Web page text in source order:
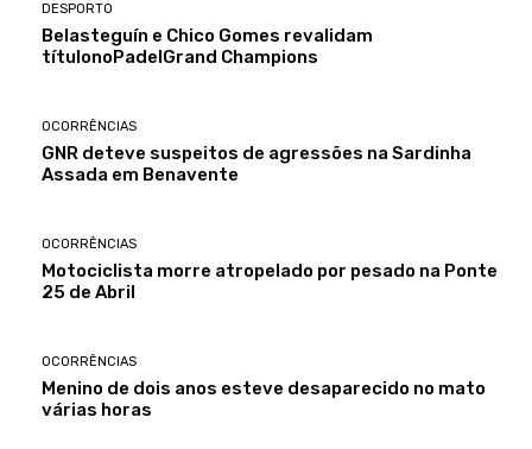
DESPORTO
Belasteguín e Chico Gomes revalidam
títulonoPadelGrand Champions
OCORRÊNCIAS
GNR deteve suspeitos de agressões na Sardinha
Assada em Benavente
OCORRÊNCIAS
Motociclista morre atropelado por pesado na Ponte
25 de Abril
OCORRÊNCIAS
Menino de dois anos esteve desaparecido no mato
várias horas